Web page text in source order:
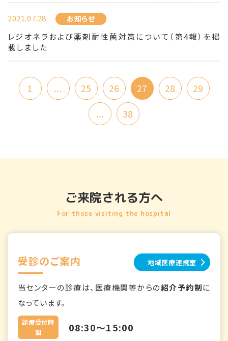
2021.07.28 お知らせ
レジオネラおよび薬剤耐性菌対策について（第4報）を掲
載しました
1 ... 25 26 27 28
29
...
38
ご来院される方へ
For those visiting the hospital
受診のご案内 地域医療連携室
当センターの診療は、医療機関等からの紹介予約制に
なっています。
診療受付時
間
08:30～15:00